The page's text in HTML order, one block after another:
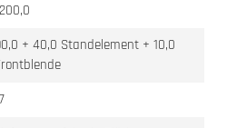
+ 40,0 Standelement + 10,0